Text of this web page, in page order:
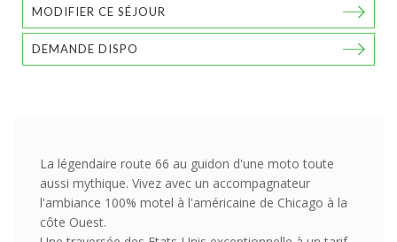
MODIFIER CE SÉJOUR
DEMANDE DISPO
La légendaire route 66 au guidon d'une moto toute
aussi mythique. Vivez avec un accompagnateur
l'ambiance 100% motel à l'américaine de Chicago à la
côte Ouest.